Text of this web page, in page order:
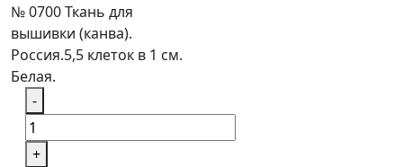
№ 0700 Ткань для
вышивки (канва).
Россия.5,5 клеток в 1 см.
Белая.
-
+